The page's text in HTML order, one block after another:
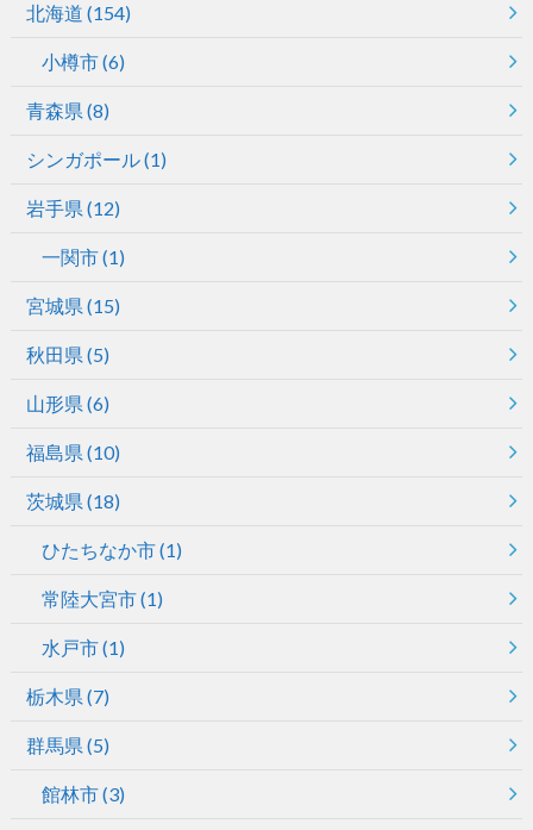
北海道 (154)
小樽市(6)
青森県 (8)
シンガポール(1)
岩手県 (12)
一関市(1)
宮城県 (15)
秋田県 (5)
山形県 (6)
福島県 (10)
茨城県 (18)
ひたちなか市(1)
常陸大宮市(1)
水戸市(1)
栃木県 (7)
群馬県 (5)
館林市(3)